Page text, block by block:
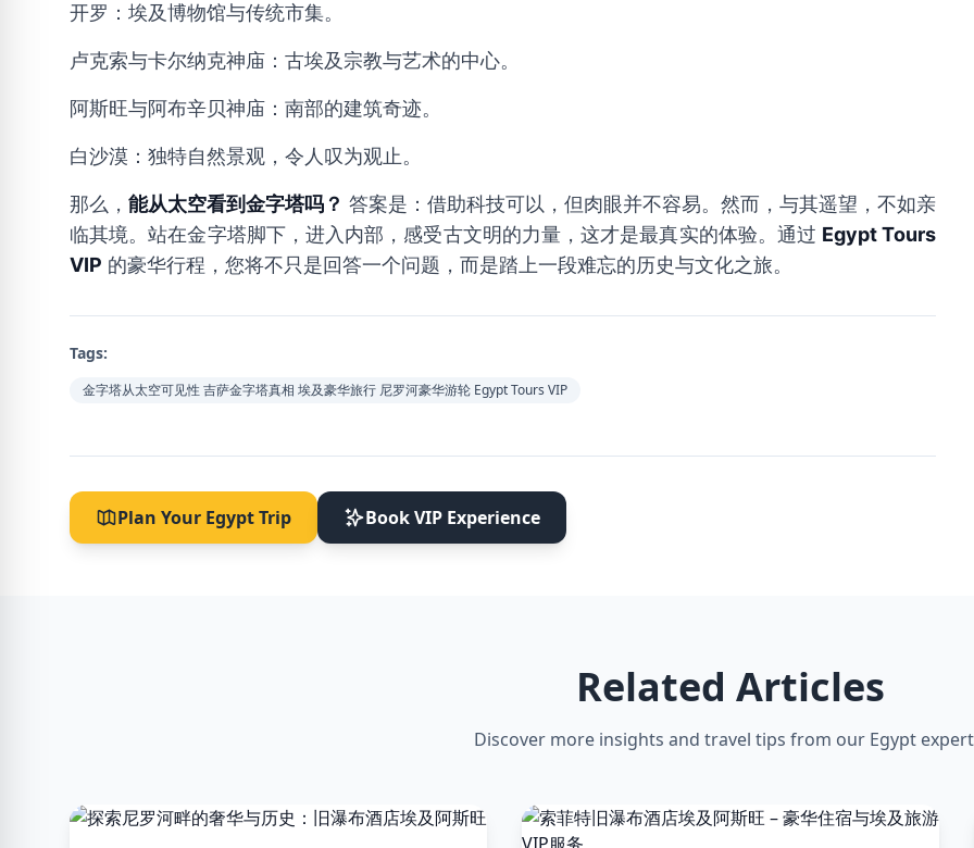
开罗：埃及博物馆与传统市集。
卢克索与卡尔纳克神庙：古埃及宗教与艺术的中心。
阿斯旺与阿布辛贝神庙：南部的建筑奇迹。
白沙漠：独特自然景观，令人叹为观止。
那么，能从太空看到金字塔吗？ 答案是：借助科技可以，但肉眼并不容易。然而，与其遥望，不如亲
临其境。站在金字塔脚下，进入内部，感受古文明的力量，这才是最真实的体验。通过 Egypt Tours
VIP 的豪华行程，您将不只是回答一个问题，而是踏上一段难忘的历史与文化之旅。
Tags:
金字塔从太空可见性 吉萨金字塔真相 埃及豪华旅行 尼罗河豪华游轮 Egypt Tours VIP
Plan Your Egypt Trip Book VIP Experience
Related Articles
Discover more insights and travel tips from our Egypt